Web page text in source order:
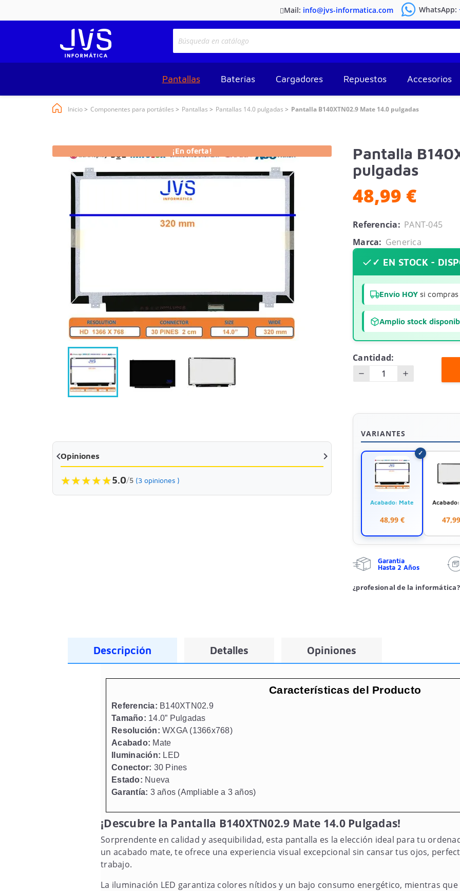
Mail: info@jvs-informatica.com WhatsApp:
Pantallas Baterías Cargadores Repuestos Accesorios
Inicio Componentes para portátiles Pantallas Pantallas 14.0 pulgadas Pantalla B140XTN02.9 Mate 14.0 pulgadas
¡En oferta!
 
Opiniones
★★★★★5.0/5 (3 opiniones )
Pantalla
pulgadas
48,99 €
Referencia: PANT-045
Marca: Generica
✓ EN STOCK -
Envío HOY si
Amplio stock
Cantidad:
VARIANTES
Acabado: Mate
48,99 €
Garantía
Hasta 2 Años
¿profesional de la
Descripción Detalles Opiniones
Características del Producto
Referencia: B140XTN02.9
Tamaño: 14.0” Pulgadas
Resolución: WXGA (1366x768)
Acabado: Mate
Iluminación: LED
Conector: 30 Pines
Estado: Nueva
Garantía: 3 años (Ampliable a 3 años)
¡Descubre la Pantalla B140XTN02.9 Mate 14.0 Pulgadas!
Sorprendente en calidad y asequibilidad, esta pantalla es la elección ideal para tu
un acabado mate, te ofrece una experiencia visual excepcional sin cansar tus ojos,
trabajo.
La iluminación LED garantiza colores nítidos y un bajo consumo energético, mientras